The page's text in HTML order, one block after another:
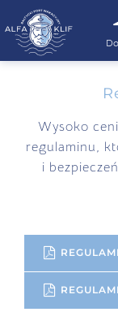
Wysoko
regulaminu,
i